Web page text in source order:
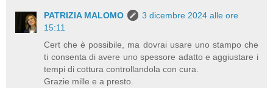
PATRIZIA MALOMO
3 dicembre 2024 alle ore
15:11
Cert che è possibile, ma dovrai usare uno stampo che
ti consenta di avere uno spessore adatto e aggiustare i
tempi di cottura controllandola con cura.
Grazie mille e a presto.